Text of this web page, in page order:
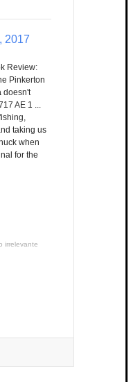
2017
Review:
Pinkerton
doesn't
AE 1 ...
taking us
when
for the
irrelevante